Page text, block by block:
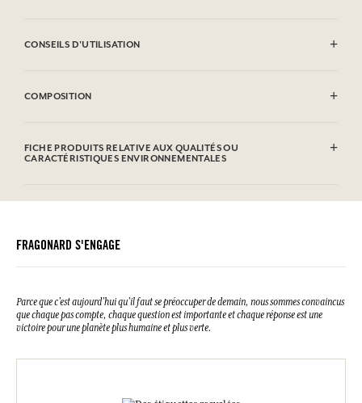
CONSEILS D'UTILISATION
COMPOSITION
FICHE PRODUITS RELATIVE AUX QUALITÉS OU
CARACTÉRISTIQUES ENVIRONNEMENTALES
FRAGONARD S'ENGAGE
Parce que c’est aujourd’hui qu’il faut se préoccuper de demain, nous sommes convaincus
que chaque pas compte, chaque question est importante et chaque réponse est une
victoire pour une planète plus humaine et plus verte.